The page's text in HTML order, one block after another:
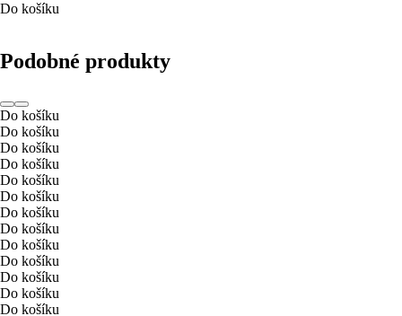
Do košíku
Podobné produkty
Do košíku
Do košíku
Do košíku
Do košíku
Do košíku
Do košíku
Do košíku
Do košíku
Do košíku
Do košíku
Do košíku
Do košíku
Do košíku